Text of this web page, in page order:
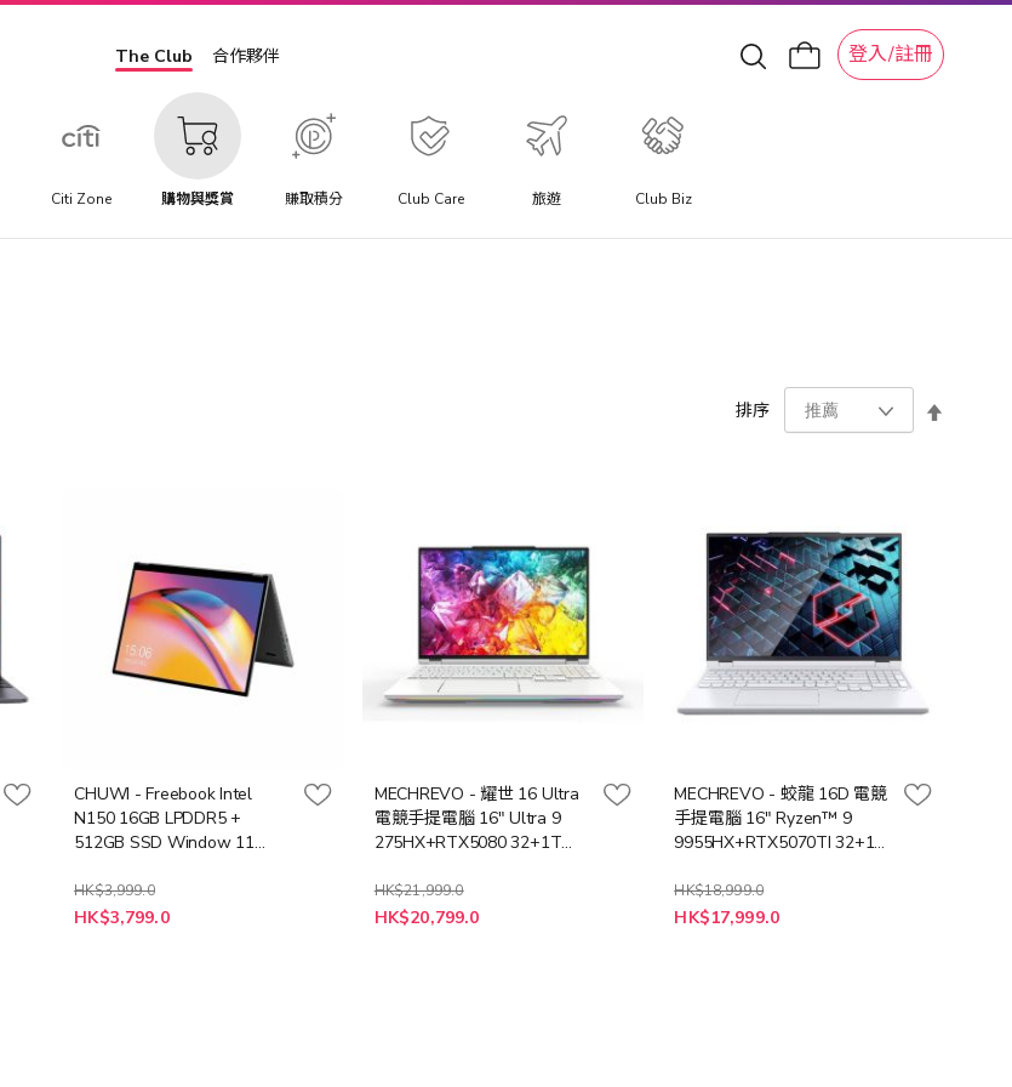
The Club 合作夥伴 登入/註冊
Citi Zone 購物與獎賞 賺取積分 Club Care 旅遊 Club Biz
排序
CHUWI - Freebook Intel
N150 16GB LPDDR5 +
512GB SSD Window 11
PCNB) 輕薄筆記型電腦
HK$3,999.0
特
殊
HK$3,799.0
MECHREVO - 耀世 16 Ultra
電競手提電腦 16" Ultra 9
275HX+RTX5080 32+1T
PCNB)
HK$21,999.0
特
殊
HK$20,799.0
MECHREVO - 蛟龍 16D 電競
手提電腦 16" Ryzen™ 9
9955HX+RTX5070TI 32+1T
PCNB)
HK$18,999.0
特
殊
HK$17,999.0